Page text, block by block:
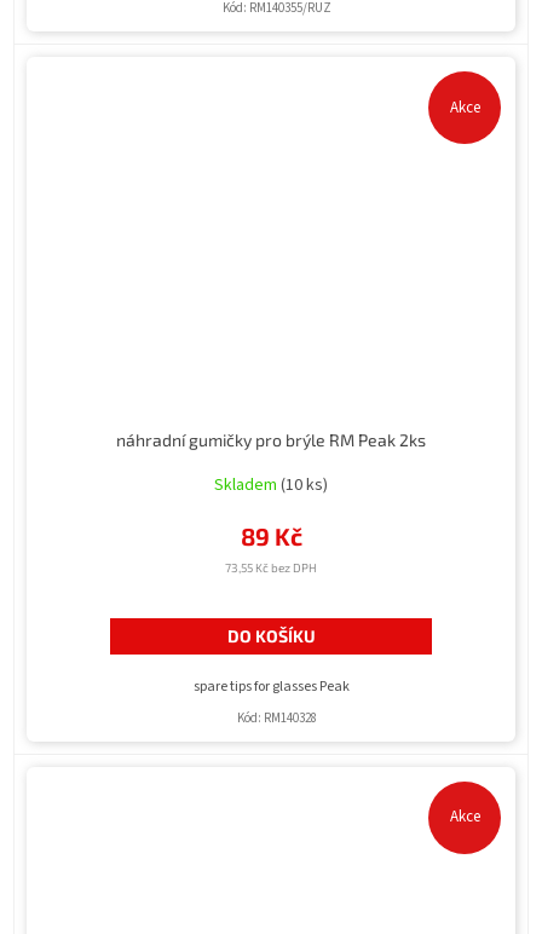
Kód: RM140355/RUZ
Akce
náhradní gumičky pro brýle RM Peak 2ks
Skladem (10 ks)
73,55 Kč bez DPH
89 Kč
DO KOŠÍKU
spare tips for glasses Peak
Kód: RM140328
Akce